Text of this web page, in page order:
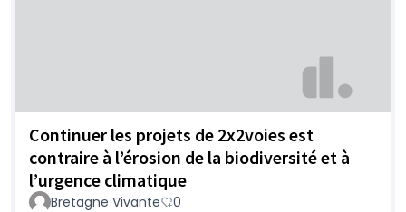
Continuer les projets de 2x2voies est
contraire à l’érosion de la biodiversité et à
l’urgence climatique
Bretagne Vivante 0